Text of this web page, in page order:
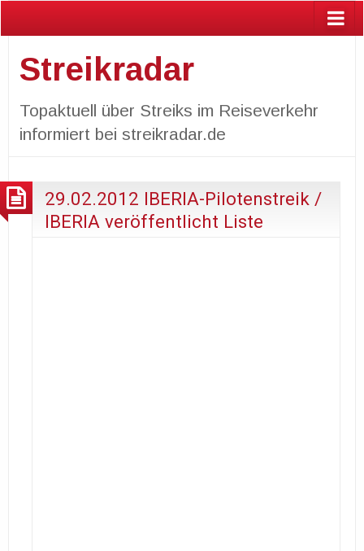
Streikradar
Topaktuell über Streiks im Reiseverkehr
informiert bei streikradar.de
29.02.2012 IBERIA-Pilotenstreik /
IBERIA veröffentlicht Liste